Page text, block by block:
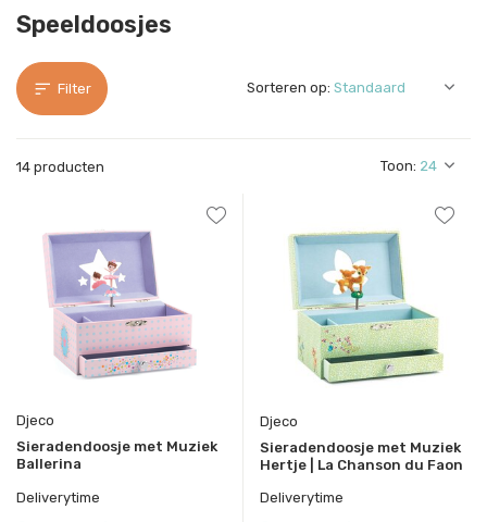
Speeldoosjes
Filter
14 producten Toon:
Sorteren op:
Djeco
Sieradendoosje met Muziek
Ballerina
Deliverytime
Djeco
Sieradendoosje met Muziek
Hertje | La Chanson du Faon
Deliverytime